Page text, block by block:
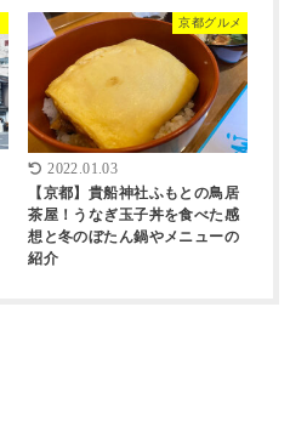
京都グルメ
2022.01.03
【京都】貴船神社ふもとの鳥居
茶屋！うなぎ玉子丼を食べた感
想と冬のぼたん鍋やメニューの
紹介